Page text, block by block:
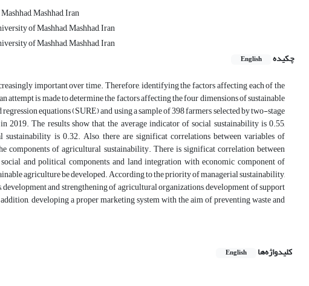
Mashhad, Iran
of Mashhad, Mashhad, Iran
of Mashhad, Mashhad, Iran
چکیده
English
important over time. Therefore, identifying the factors affecting each of the
attempt is made to determine the factors affecting the four dimensions of sustainable
equations (SURE) and using a sample of 398 farmers selected by two-stage
The results show that, the average indicator of social sustainability is 0.55,
is 0.32. Also, there are significat correlations between variables of
of agricultural sustainability. There is significat correlation between
and political components, and land integration with economic component of
agriculture be developed. According to the priority of managerial sustainability,
and strengthening of agricultural organizations, development of support
developing a proper marketing system with the aim of preventing waste and
کلیدواژه‌ها English